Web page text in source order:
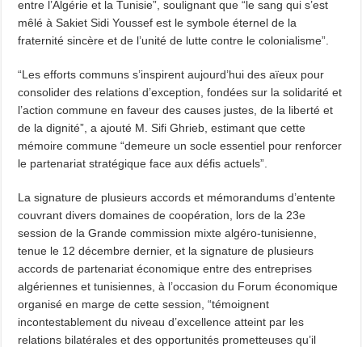
entre l’Algérie et la Tunisie”, soulignant que “le sang qui s’est
mêlé à Sakiet Sidi Youssef est le symbole éternel de la
fraternité sincère et de l’unité de lutte contre le colonialisme”.
“Les efforts communs s’inspirent aujourd’hui des aïeux pour
consolider des relations d’exception, fondées sur la solidarité et
l’action commune en faveur des causes justes, de la liberté et
de la dignité”, a ajouté M. Sifi Ghrieb, estimant que cette
mémoire commune “demeure un socle essentiel pour renforcer
le partenariat stratégique face aux défis actuels”.
La signature de plusieurs accords et mémorandums d’entente
couvrant divers domaines de coopération, lors de la 23e
session de la Grande commission mixte algéro-tunisienne,
tenue le 12 décembre dernier, et la signature de plusieurs
accords de partenariat économique entre des entreprises
algériennes et tunisiennes, à l’occasion du Forum économique
organisé en marge de cette session, “témoignent
incontestablement du niveau d’excellence atteint par les
relations bilatérales et des opportunités prometteuses qu’il